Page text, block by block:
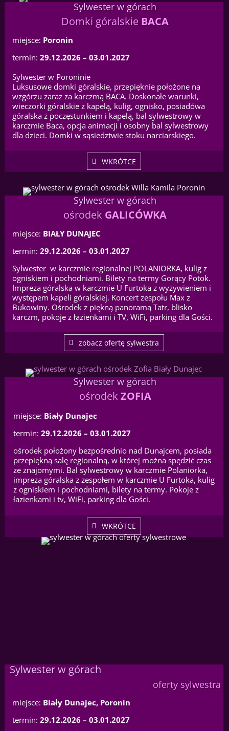
Sylwester w górach
Domki góralskieBACA
miejsce: Poronin
termin: 29.12.2026 – 03.01.2027
Sylwester w Poroninie
Luksusowe domki góralskie, przepięknie położone na
wzgórzu zaraz za karczmą BACA. Doskonałe warunki,
wieczorki góralskie z kapelą, kulig, ognisko, posiadówa
góralska z poczęstunkiem i kapelą, bal sylwestrowy w
karczmie Baca, opcja animacji i osobny bal sylwestrowy
dla dzieci. Domki w sąsiedztwie stoku narciarskiego.
WKRÓTCE
Sylwester w górach
ośrodekGALICÓWKA
miejsce: BIAŁY DUNAJEC
termin: 29.12.2026 – 03.01.2027
Sylwester w karczmie regionalnej POLANIORKA, kulig z
ogniskiem i pochodniami. Bilety na termy Gorący Potok.
Impreza góralska w karczmie U Furtoka z wyżywieniem i
występem kapeli góralskiej. Koncert zespołu Max z
Bukowiny. Ośrodek z piękną panoramą Tatr, blisko
karczm, pokoje z łazienkami i TV, WiFi, parking dla Gości.
zobacz ofertę sylwestra
Sylwester w górach
ośrodekZOFIA
miejsce: Biały Dunajec
termin: 29.12.2026 – 03.01.2027
ośrodek położony bezpośrednio nad Dunajcem, posiada
przepiękną salę regionalną, w której można spędzić czas
ze znajomymi. Bal sylwestrowy w karczmie Polaniorka,
impreza góralska z zespołem w karczmie U Furtoka, kulig
z ogniskiem i pochodniami, bilety na termy. Pokoje z
łazienkami i tv, WiFi, parking dla Gości.
WKRÓTCE
Sylwester w górach
oferty sylwestra
miejsce: Biały Dunajec, Poronin
termin: 29.12.2026 – 03.01.2027